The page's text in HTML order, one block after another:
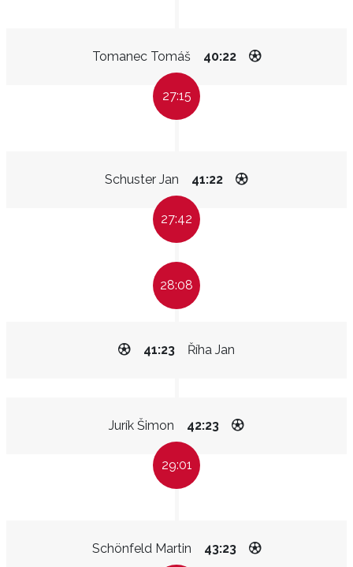
Tomanec Tomáš 40:22
27:15
Schuster Jan 41:22
27:42
28:08
Říha Jan
41:23
Jurík Šimon 42:23
29:01
Schönfeld Martin 43:23